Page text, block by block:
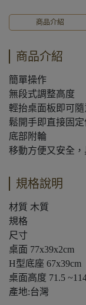
商品介紹
商品介紹
簡單操作
無段式調整高度
輕抬桌面板即可
鬆開手即直接固定
底部附輪
移動方便又安全
規格說明
材質 木質
規格
尺寸
桌面 77x39x2cm
H型底座 67x39cm
桌面高度 71.5
產地:台灣